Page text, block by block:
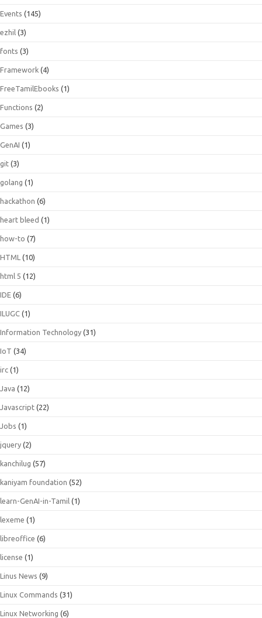
Events (145)
ezhil (3)
fonts (3)
Framework (4)
FreeTamilEbooks (1)
Functions (2)
Games (3)
GenAI (1)
git (3)
golang (1)
hackathon (6)
heart bleed (1)
how-to (7)
HTML (10)
html 5 (12)
IDE (6)
ILUGC (1)
Information Technology (31)
IoT (34)
irc (1)
Java (12)
Javascript (22)
Jobs (1)
jquery (2)
kanchilug (57)
kaniyam foundation (52)
learn-GenAI-in-Tamil (1)
lexeme (1)
libreoffice (6)
license (1)
Linus News (9)
Linux Commands (31)
Linux Networking (6)